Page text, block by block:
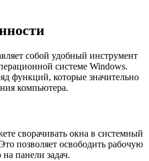
собой удобный инструмент
системе Windows.
функций, которые значительно
компьютера.
сворачивать окна в системный
позволяет освободить рабочую
панели задач.